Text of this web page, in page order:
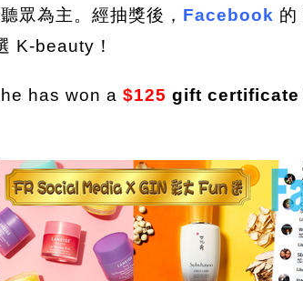
眾為主。經抽獎後， Facebook 的
K-beauty！
has won a $125 gift certificate